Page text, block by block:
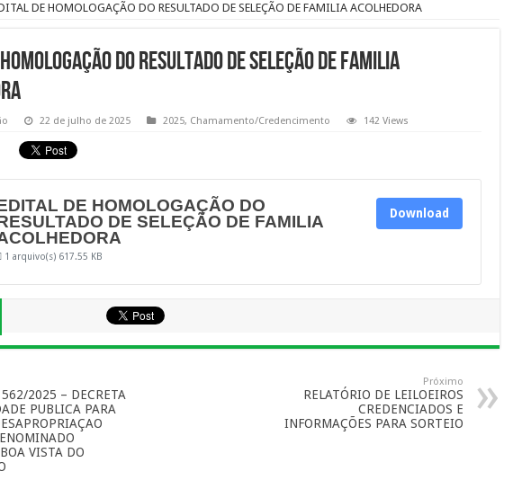
DE HOMOLOGAÇÃO DO RESULTADO DE SELEÇÃO DE FAMILIA ACOLHEDORA
DO RESULTADO DE SELEÇÃO DE FAMILIA
22 de julho de 2025 2025, Chamamento/Credencimento 142 Views
DE HOMOLOGAÇÃO DO
DE SELEÇÃO DE FAMILIA
1 arquivo(s) 617.55 KB
Download
562/2025 – DECRETA
PUBLICA PARA
VISTA DO
Próximo
RELATÓRIO DE LEILOEIROS
CREDENCIADOS E
INFORMAÇÕES PARA SORTEIO